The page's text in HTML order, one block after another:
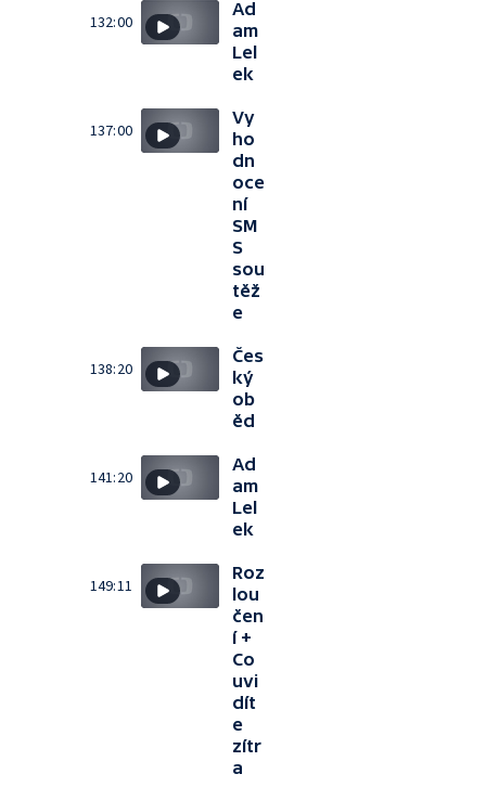
132:00
Ad
am
Lel
ek
137:00
Vy
ho
dn
oce
ní
SM
S
sou
těž
e
138:20
Čes
ký
ob
ěd
141:20
Ad
am
Lel
ek
149:11
Roz
lou
čen
í +
Co
uvi
dít
e
zítr
a